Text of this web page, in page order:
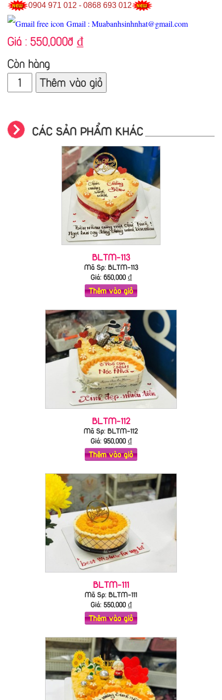
0904 971 012 - 0868 693 012
Gmail : Muabanhsinhnhat@gmail.com
Giá : 550,000đ ₫
Còn hàng
Thêm vào giỏ
CÁC SẢN PHẨM KHÁC
BLTM-113
Mã Sp: BLTM-113
Giá: 650,000₫
Thêm vào giỏ
BLTM-112
Mã Sp: BLTM-112
Giá: 950,000₫
Thêm vào giỏ
BLTM-111
Mã Sp: BLTM-111
Giá: 550,000₫
Thêm vào giỏ